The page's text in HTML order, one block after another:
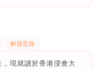
解題思路
現就讀於香港浸會大